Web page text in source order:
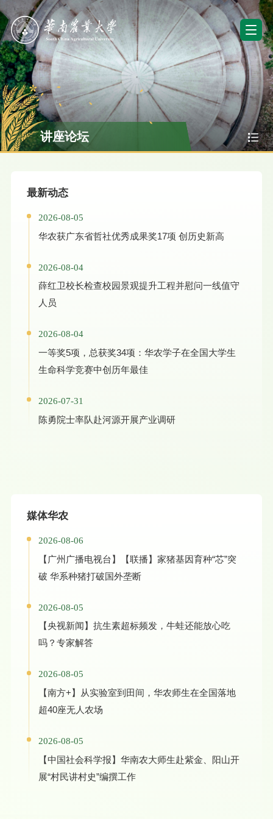
讲座论坛
最新动态
2026-08-05
华农获广东省哲社优秀成果奖17项 创历史新高
2026-08-04
薛红卫校长检查校园景观提升工程并慰问一线值守
人员
2026-08-04
一等奖5项，总获奖34项：华农学子在全国大学生
生命科学竞赛中创历年最佳
2026-07-31
陈勇院士率队赴河源开展产业调研
媒体华农
2026-08-06
【广州广播电视台】【联播】家猪基因育种“芯”突
破 华系种猪打破国外垄断
2026-08-05
【央视新闻】抗生素超标频发，牛蛙还能放心吃
吗？专家解答
2026-08-05
【南方+】从实验室到田间，华农师生在全国落地
超40座无人农场
2026-08-05
【中国社会科学报】华南农大师生赴紫金、阳山开
展“村民讲村史”编撰工作